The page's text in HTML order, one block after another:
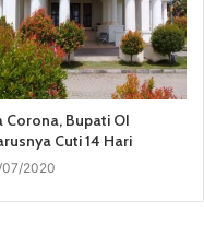
Corona, Bupati OI
Cuti 14 Hari
07/2020